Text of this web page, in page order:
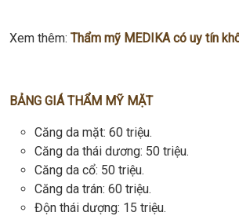
Xem thêm: Thẩm mỹ MEDIKA có uy tín
BẢNG GIÁ THẨM MỸ MẶT
Căng da mặt: 60 triệu.
Căng da thái dương: 50 triệu.
Căng da cổ: 50 triệu.
Căng da trán: 60 triệu.
Độn thái dượng: 15 triệu.